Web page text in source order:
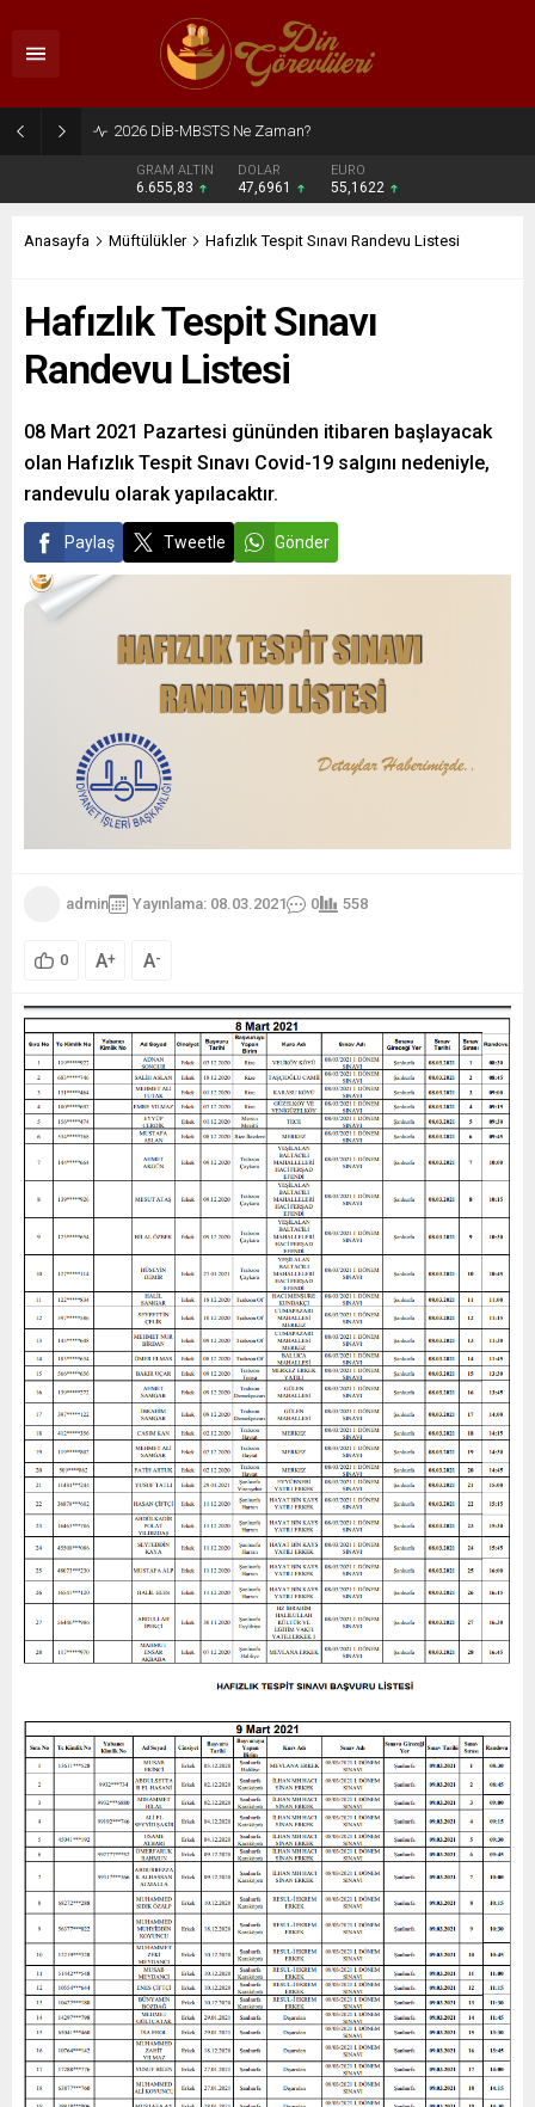
2026 DİB-MBSTS Ne Zaman?
GRAM ALTIN
6.655,83
DOLAR
47,6961
EURO
55,1622
Anasayfa Müftülükler Hafızlık Tespit Sınavı Randevu Listesi
Hafızlık Tespit Sınavı
Randevu Listesi
08 Mart 2021 Pazartesi gününden itibaren başlayacak
olan Hafızlık Tespit Sınavı Covid-19 salgını nedeniyle,
randevulu olarak yapılacaktır.
Paylaş Tweetle Gönder
admin Yayınlama: 08.03.2021 0 558
0 A+ A-